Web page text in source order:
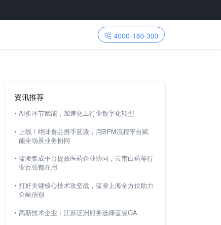
4000-180-300
资讯推荐
• AI多环节赋能，加速化工行业数字化转型
• 上线！绝味食品携手蓝凌，用BPM流程平台赋
能全场景业务协同
• 蓝凌集成平台提效医药企业协同，云南白药等行
业百强都在用
• 打好关键核心技术攻坚战，蓝凌上海全方位助力
金融信创
• 高新技术企业：江苏泛洲船务选择蓝凌OA